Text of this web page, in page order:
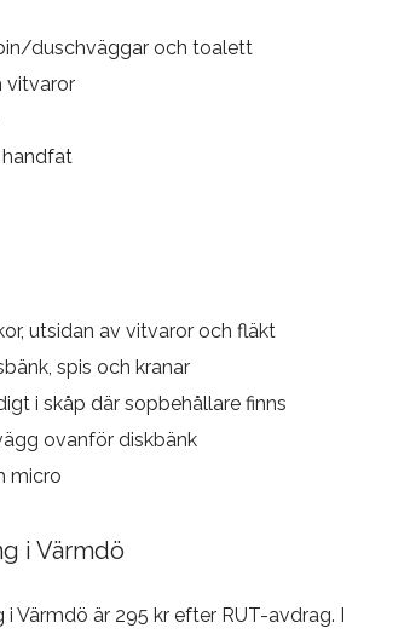
duschväggar och toalett
vitvaror
handfat
utsidan av vitvaror och fläkt
spis och kranar
i skåp där sopbehållare finns
ovanför diskbänk
micro
i Värmdö
Värmdö är 295 kr efter RUT-avdrag. I